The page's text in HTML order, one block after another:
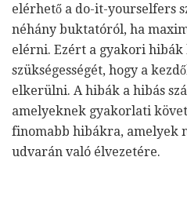
elérhető a do-it-yourselfers
néhány buktatóról, ha
elérni. Ezért a gyakori
szükségességét, hogy a
elkerülni. A hibák a hibás
amelyeknek gyakorlati
finomabb hibákra, amelyek
udvarán való élvezetére.